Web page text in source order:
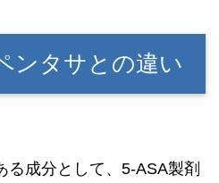
ンタサとの違い
る成分として、5-ASA製剤